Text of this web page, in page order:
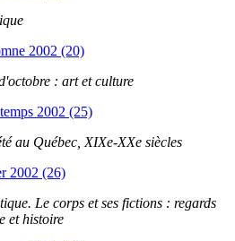
2002 (20)
: art et culture
2002 (25)
au Québec, XIXe-XXe siècles
2002 (26)
Le corps et ses fictions : regards
et histoire